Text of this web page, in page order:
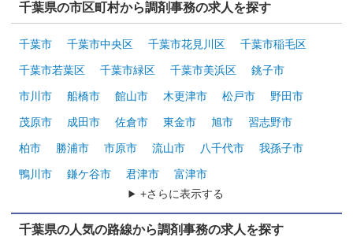
千葉県の市区町村から調剤事務の求人を探す
千葉市 千葉市中央区 千葉市花見川区 千葉市稲毛区
千葉市若葉区 千葉市緑区 千葉市美浜区 銚子市
市川市 船橋市 館山市 木更津市 松戸市 野田市
茂原市 成田市 佐倉市 東金市 旭市 習志野市
柏市 勝浦市 市原市 流山市 八千代市 我孫子市
鴨川市 鎌ケ谷市 君津市
富津市
+さらに表示する
千葉県の人気の路線から調剤事務の求人を探す